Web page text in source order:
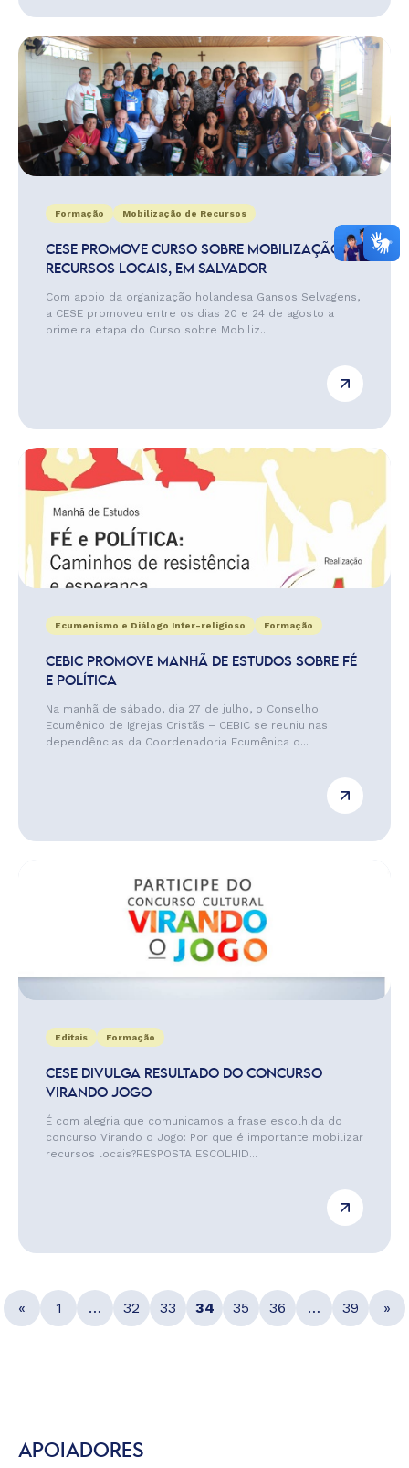
Formação Mobilização de Recursos
CESE PROMOVE CURSO SOBRE MOBILIZAÇÃO DE
RECURSOS LOCAIS, EM SALVADOR
Com apoio da organização holandesa Gansos Selvagens,
a CESE promoveu entre os dias 20 e 24 de agosto a
primeira etapa do Curso sobre Mobiliz...
Ecumenismo e Diálogo Inter-religioso Formação
CEBIC PROMOVE MANHÃ DE ESTUDOS SOBRE FÉ
E POLÍTICA
Na manhã de sábado, dia 27 de julho, o Conselho
Ecumênico de Igrejas Cristãs – CEBIC se reuniu nas
dependências da Coordenadoria Ecumênica d...
Editais Formação
CESE DIVULGA RESULTADO DO CONCURSO
VIRANDO JOGO
É com alegria que comunicamos a frase escolhida do
concurso Virando o Jogo: Por que é importante mobilizar
recursos locais?RESPOSTA ESCOLHID...
« 1 … 32 33 34 35 36 … 39 »
APOIADORES